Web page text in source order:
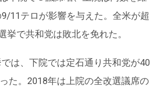
11テロが影響を与えた。全米が超
で共和党は敗北を免れた。
は、下院では定石通り共和党が40
た。2018年は上院の全改選議席の